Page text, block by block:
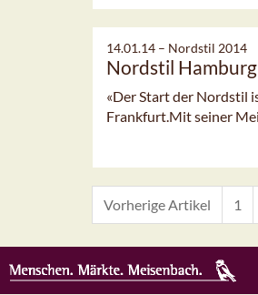
14.01.14 – Nordstil 2014
Nordstil
«Der Start der Nordstil
Frankfurt.Mit seiner
Vorherige Artikel 1